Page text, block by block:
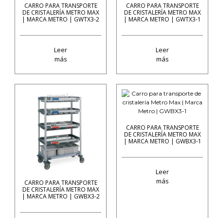
CARRO PARA TRANSPORTE
DE CRISTALERÍA METRO MAX
| MARCA METRO | GWTX3-2
Leer
más
CARRO PARA TRANSPORTE
DE CRISTALERÍA METRO MAX
| MARCA METRO | GWTX3-1
Leer
más
CARRO PARA TRANSPORTE
DE CRISTALERÍA METRO MAX
| MARCA METRO | GWBX3-2
CARRO PARA TRANSPORTE
DE CRISTALERÍA METRO MAX
| MARCA METRO | GWBX3-1
Leer
más